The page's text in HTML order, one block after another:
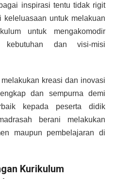
inspirasi tentu tidak rigit
keleluasaan untuk melakuan
untuk mengakomodir
kebutuhan dan visi-misi
kreasi dan inovasi
dan sempurna demi
kepada peserta didik
berani melakukan
maupun pembelajaran di
Kurikulum